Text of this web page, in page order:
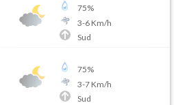
75%
3-6Km/h
Sud
75%
3-7Km/h
Sud